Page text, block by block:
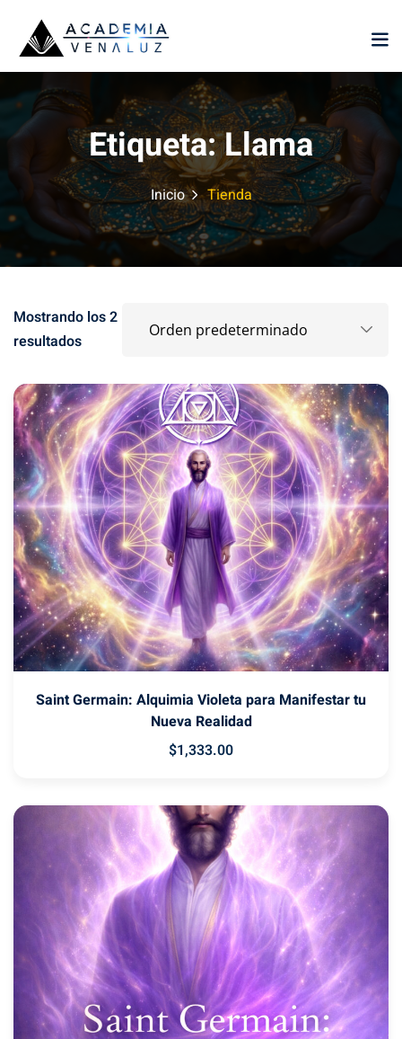
Etiqueta:Llama
Inicio Tienda
Mostrando los 2
resultados
Saint Germain: Alquimia Violeta para Manifestar tu
Nueva Realidad
$1,333.00
Sign in
Sign in
Don’t have an account?Sign up
Remember me
Sign up
Already have an account?Sign in